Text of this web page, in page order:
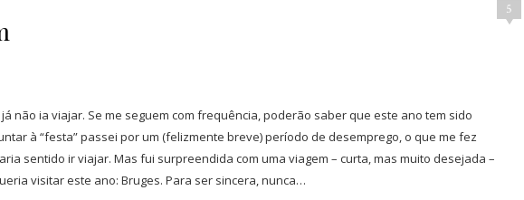
5
não ia viajar. Se me seguem com frequência, poderão saber que este ano tem sido
à “festa” passei por um (felizmente breve) período de desemprego, o que me fez
sentido ir viajar. Mas fui surpreendida com uma viagem – curta, mas muito desejada –
visitar este ano: Bruges. Para ser sincera, nunca…